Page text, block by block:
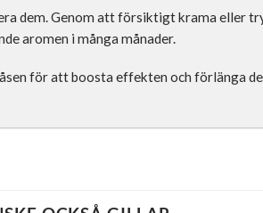
dem. Genom att försiktigt krama eller
aromen i många månader.
för att boosta effekten och förlänga